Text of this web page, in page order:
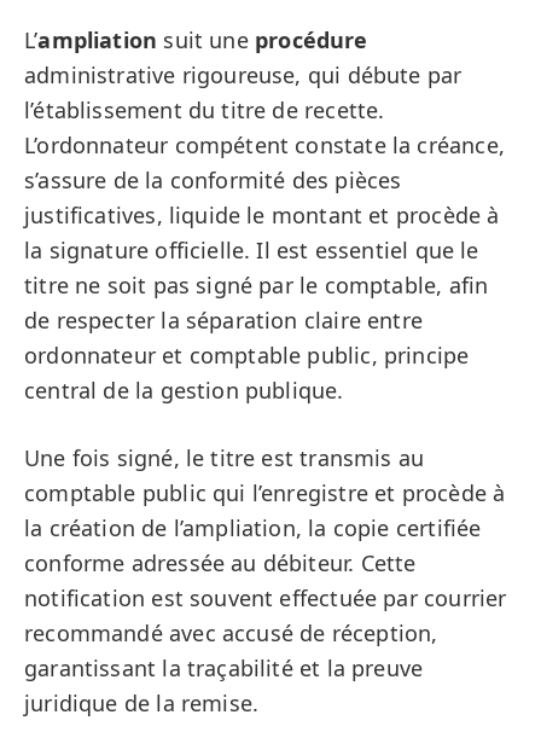
L’ampliation suit une procédure
administrative rigoureuse, qui débute par
l’établissement du titre de recette.
L’ordonnateur compétent constate la créance,
s’assure de la conformité des pièces
justificatives, liquide le montant et procède à
la signature officielle. Il est essentiel que le
titre ne soit pas signé par le comptable, afin
de respecter la séparation claire entre
ordonnateur et comptable public, principe
central de la gestion publique.
Une fois signé, le titre est transmis au
comptable public qui l’enregistre et procède à
la création de l’ampliation, la copie certifiée
conforme adressée au débiteur. Cette
notification est souvent effectuée par courrier
recommandé avec accusé de réception,
garantissant la traçabilité et la preuve
juridique de la remise.